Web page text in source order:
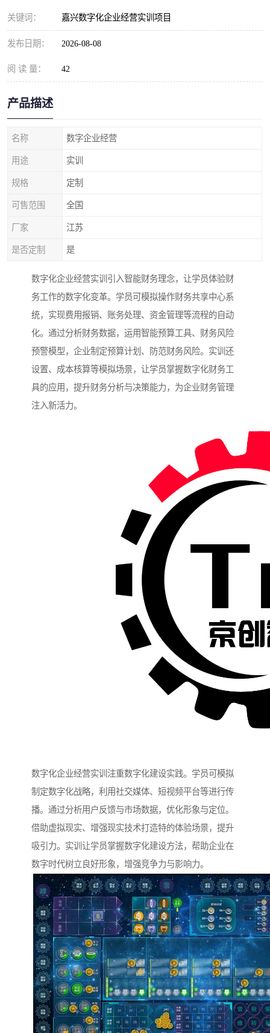
关键词： 嘉兴数字化企业经营实训项目
发布日期： 2026-08-08
阅 读 量： 42
产品描述
名称 数字企业经营
用途 实训
规格 定制
可售范围 全国
厂家 江苏
是否定制 是
数字化企业经营实训引入智能财务理念，让学员体验财
务工作的数字化变革。学员可模拟操作财务共享中心系
统，实现费用报销、账务处理、资金管理等流程的自动
化。通过分析财务数据，运用智能预算工具、财务风险
预警模型，企业制定预算计划、防范财务风险。实训还
设置、成本核算等模拟场景，让学员掌握数字化财务工
具的应用，提升财务分析与决策能力，为企业财务管理
注入新活力。​
数字化企业经营实训注重数字化建设实践。学员可模拟
制定数字化战略，利用社交媒体、短视频平台等进行传
播。通过分析用户反馈与市场数据，优化形象与定位。
借助虚拟现实、增强现实技术打造特的体验场景，提升
吸引力。实训让学员掌握数字化建设方法，帮助企业在
数字时代树立良好形象，增强竞争力与影响力。​